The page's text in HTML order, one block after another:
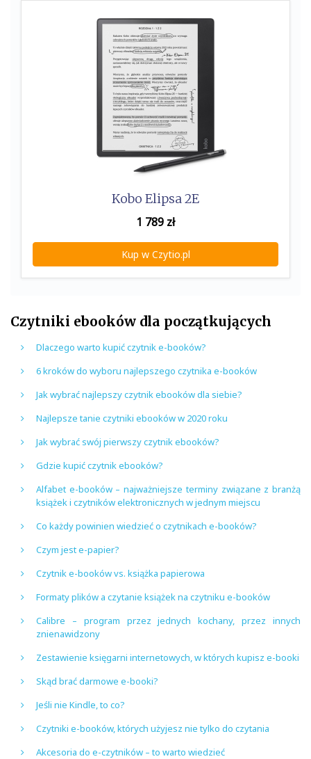
Kobo Elipsa 2E
1 789 zł
Kup w Czytio.pl
Czytniki ebooków dla początkujących
Dlaczego warto kupić czytnik e-booków?
6 kroków do wyboru najlepszego czytnika e-booków
Jak wybrać najlepszy czytnik ebooków dla siebie?
Najlepsze tanie czytniki ebooków w 2020 roku
Jak wybrać swój pierwszy czytnik ebooków?
Gdzie kupić czytnik ebooków?
Alfabet e-booków – najważniejsze terminy związane z branżą
książek i czytników elektronicznych w jednym miejscu
Co każdy powinien wiedzieć o czytnikach e-booków?
Czym jest e-papier?
Czytnik e-booków vs. książka papierowa
Formaty plików a czytanie książek na czytniku e-booków
Calibre – program przez jednych kochany, przez innych
znienawidzony
Zestawienie księgarni internetowych, w których kupisz e-booki
Skąd brać darmowe e-booki?
Jeśli nie Kindle, to co?
Czytniki e-booków, których użyjesz nie tylko do czytania
Akcesoria do e-czytników – to warto wiedzieć